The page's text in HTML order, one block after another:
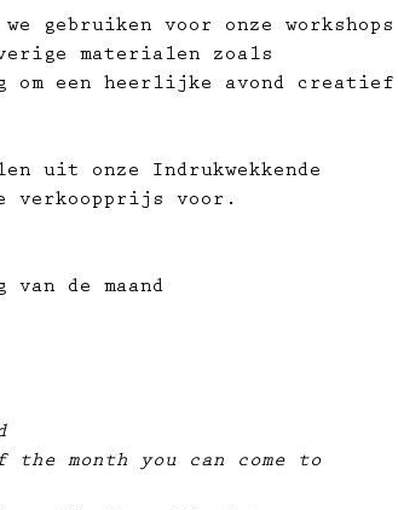
gebruiken voor onze workshops
materialen zoals
om een heerlijke avond creatief
uit onze Indrukwekkende
verkoopprijs voor.
de maand
the month you can come to